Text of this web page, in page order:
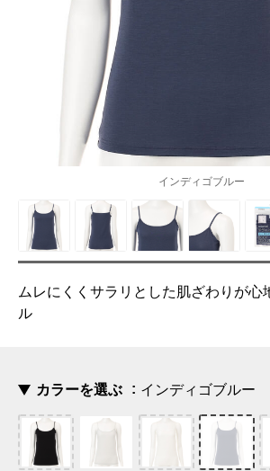
インディゴブルー
ムレにくくサラリとした肌ざわりが心
ル
カラーを選ぶ インディゴブルー